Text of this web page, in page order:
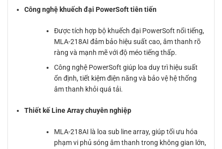
Công nghệ khuếch đại PowerSoft tiên tiến
Được tích hợp bộ khuếch đại PowerSoft nổi tiếng,
MLA-218AI đảm bảo hiệu suất cao, âm thanh rõ
ràng và mạnh mẽ với độ méo tiếng thấp.
Công nghệ PowerSoft giúp loa duy trì hiệu suất
ổn định, tiết kiệm điện năng và bảo vệ hệ thống
âm thanh khỏi quá tải.
Thiết kế Line Array chuyên nghiệp
MLA-218AI là loa sub line array, giúp tối ưu hóa
phạm vi phủ sóng âm thanh trong không gian lớn,